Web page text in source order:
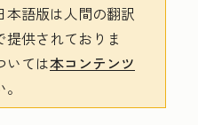
語版は人間の翻訳
供されておりま
いては本コンテンツ